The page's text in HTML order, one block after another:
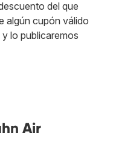
del que
algún cupón válido
y lo publicaremos
Air